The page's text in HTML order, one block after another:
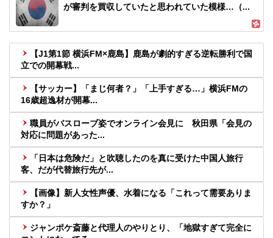
が審判を買収していたと思われていた模様…（...
【J1第1節 横浜FM×鹿島】鹿島が劇的すぎる逆転勝利で国
立での開幕戦...
【サッカー】「まじ何者？」「上手すぎる…」横浜FMの
16歳超逸材が開幕...
職員がバスローブ姿でオンライン会見に 秋田県「会見の
対応に問題があった...
「日本は危険だ」と吹聴したのを真に受けた中国人旅行
客、だが代替旅行先が...
【画像】新人女性声優、水着になる「これって需要ありま
すか？」
ジャンポケ斎藤と代理人のやりとり、「地獄すぎて完全に